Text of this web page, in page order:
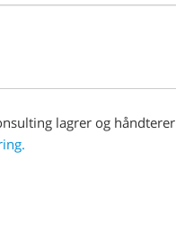
lagrer og håndterer